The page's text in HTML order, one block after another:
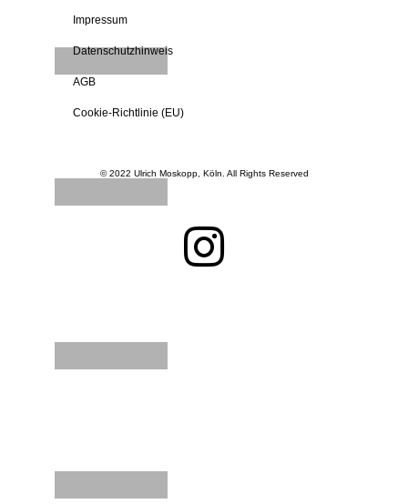
Impressum
Datenschutzhinweis
AGB
Cookie-Richtlinie (EU)
© 2022 Ulrich Moskopp, Köln. All Rights Reserved